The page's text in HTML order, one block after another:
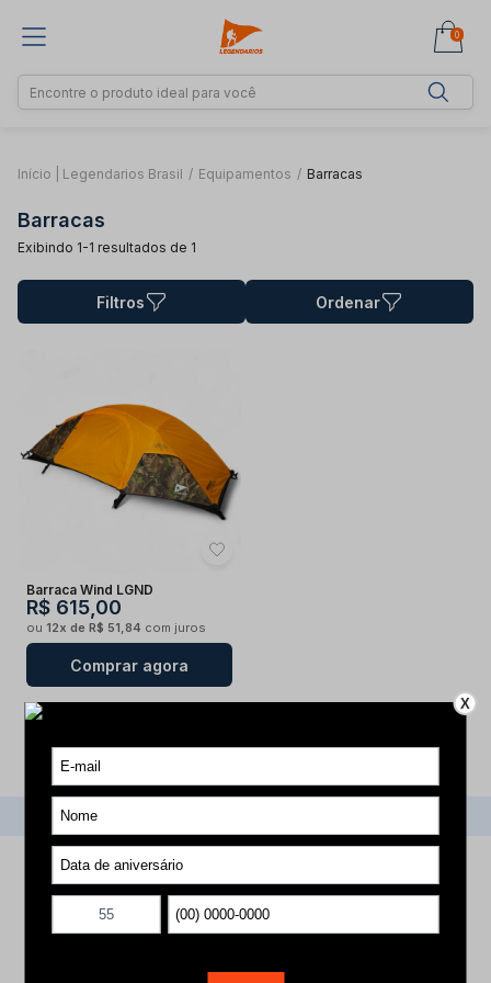
0
Início | Legendarios Brasil / Equipamentos / Barracas
Barracas
Exibindo 1-1 resultados de 1
Filtros Ordenar
Barraca Wind LGND
R$ 615,00
ou 12x de R$ 51,84 com juros
Comprar agora
X